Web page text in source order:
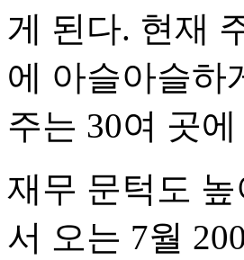
게 된다. 현재
에 아슬아슬하
주는 30여 곳
재무 문턱도
서 오는 7월